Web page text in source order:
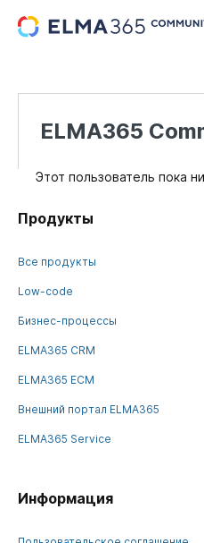
...
ELMA365
Этот пользователь пока
Продукты
Все продукты
Low-code
Бизнес-процессы
ELMA365 CRM
ELMA365 ECM
Внешний портал ELMA365
ELMA365 Service
Информация